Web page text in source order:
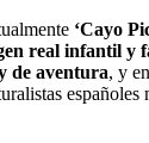
‘Cayo
real infantil y
de aventura, y